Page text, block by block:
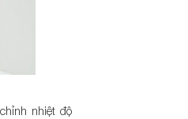
nhiệt độ